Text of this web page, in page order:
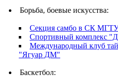
Борьба, боевые искусства:
Секция самбо в СК
Спортивный комплекс
Международный клуб
"Ягуар ДМ"
Баскетбол: